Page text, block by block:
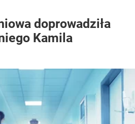
doprowadziła
Kamila